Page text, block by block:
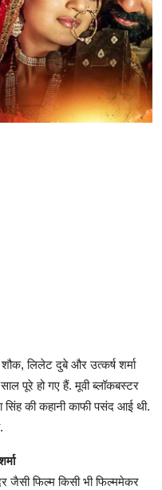
लिलेट दुबे और उत्कर्ष शर्मा
पूरे हो गए हैं. मूवी ब्लॉकबस्टर
सिंह की कहानी काफी पसंद आई थी.
जैसी फिल्म किसी भी फिल्ममेकर